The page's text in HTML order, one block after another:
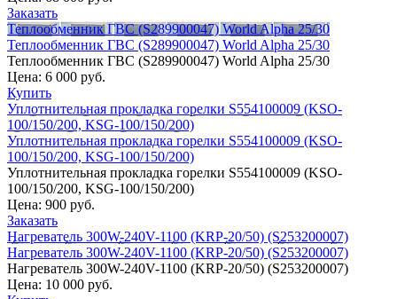
Заказать
Теплообменник ГВС (S289900047) World Alpha 25/30
Теплообменник ГВС (S289900047) World Alpha 25/30
Теплообменник ГВС (S289900047) World Alpha 25/30
Цена: 6 000 руб.
Купить
Уплотнительная прокладка горелки S554100009 (KSO-
100/150/200, KSG-100/150/200)
Уплотнительная прокладка горелки S554100009 (KSO-
100/150/200, KSG-100/150/200)
Уплотнительная прокладка горелки S554100009 (KSO-
100/150/200, KSG-100/150/200)
Цена: 900 руб.
Заказать
Нагреватель 300W-240V-1100 (KRP-20/50) (S253200007)
Нагреватель 300W-240V-1100 (KRP-20/50) (S253200007)
Нагреватель 300W-240V-1100 (KRP-20/50) (S253200007)
Цена: 10 000 руб.